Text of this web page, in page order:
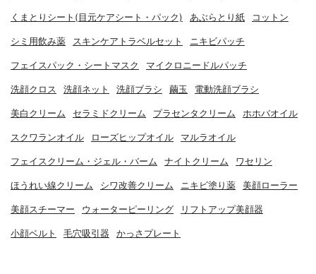
くまとりシート(目元ケアシート・パック) あぶらとり紙 コットン
シミ用飲み薬 スキンケアトラベルセット ニキビパッチ
フェイスパック・シートマスク マイクロニードルパッチ
洗顔クロス 洗顔ネット 洗顔ブラシ 繭玉 電動洗顔ブラシ
美白クリーム セラミドクリーム プラセンタクリーム ホホバオイル
スクワランオイル ローズヒップオイル マルラオイル
フェイスクリーム・ジェル・バーム ナイトクリーム ワセリン
ほうれい線クリーム シワ改善クリーム ニキビ塗り薬 美顔ローラー
美顔スチーマー ウォーターピーリング リフトアップ美顔器
小顔ベルト 毛穴吸引器 かっさプレート